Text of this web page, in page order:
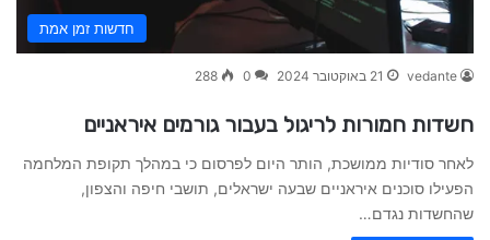
חדשות זמן אמת
vedante 21 באוקטובר 2024 0
288
חשדות חמורות לריגול בעבור גורמים איראניים
לאחר סודיות ממושכת, הותר היום לפרסום כי במהלך תקופת המלחמה
הפעילו סוכנים איראניים שבעה ישראלים, תושבי חיפה והצפון,
שהחשדות נגדם…